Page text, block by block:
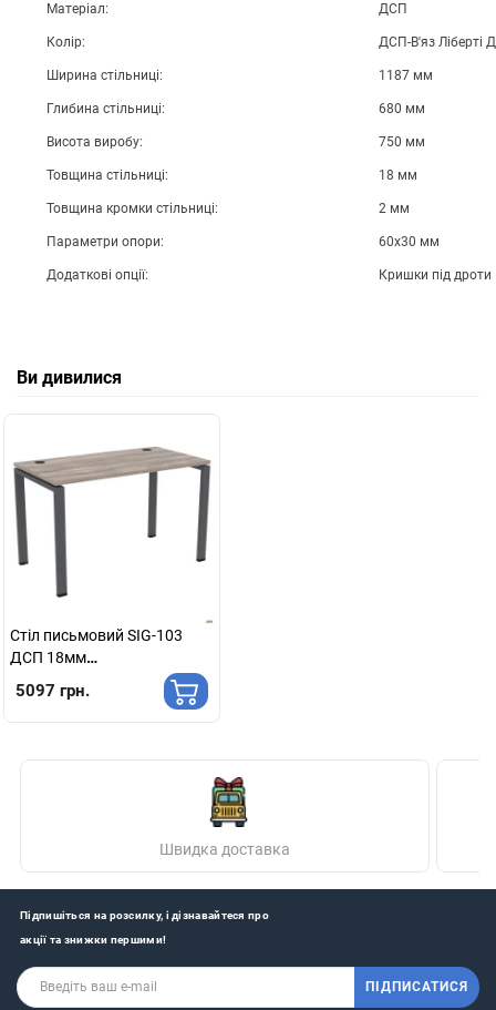
Матеріал: ДСП
Колір: ДСП-В'яз Ліберті
Ширина стільниці: 1187 мм
Глибина стільниці: 680 мм
Висота виробу: 750 мм
Товщина стільниці: 18 мм
Товщина кромки стільниці: 2 мм
Параметри опори: 60х30 мм
Додаткові опції: Кришки під дроти
Ви дивилися
Стіл письмовий SIG-103
ДСП 18мм
(1187х680х750мм) Чорний
графіт/В'яз Ліберті
Димчастий
5097 грн.
Швидка доставка
Підпишіться на розсилку, і дізнавайтеся про
акції та знижки першими!
ПІДПИСАТИСЯ